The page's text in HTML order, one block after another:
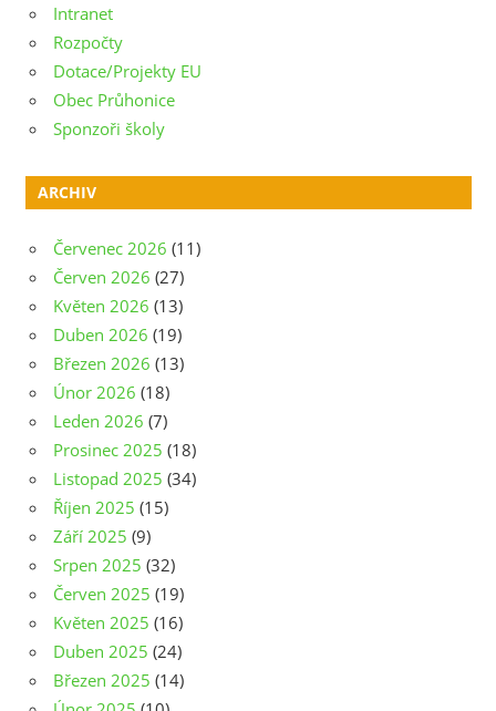
Intranet
Rozpočty
Dotace/Projekty EU
Obec Průhonice
Sponzoři školy
ARCHIV
Červenec 2026 (11)
Červen 2026 (27)
Květen 2026 (13)
Duben 2026 (19)
Březen 2026 (13)
Únor 2026 (18)
Leden 2026 (7)
Prosinec 2025 (18)
Listopad 2025 (34)
Říjen 2025 (15)
Září 2025 (9)
Srpen 2025 (32)
Červen 2025 (19)
Květen 2025 (16)
Duben 2025 (24)
Březen 2025 (14)